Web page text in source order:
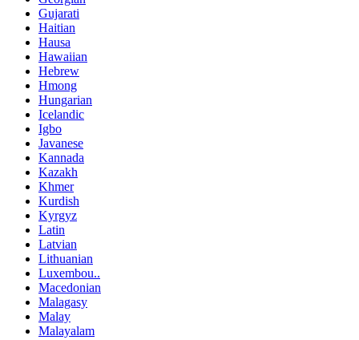
Gujarati
Haitian
Hausa
Hawaiian
Hebrew
Hmong
Hungarian
Icelandic
Igbo
Javanese
Kannada
Kazakh
Khmer
Kurdish
Kyrgyz
Latin
Latvian
Lithuanian
Luxembou..
Macedonian
Malagasy
Malay
Malayalam